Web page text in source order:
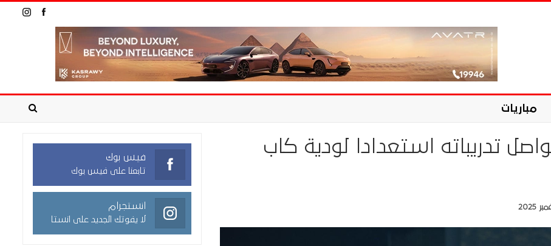
مباريات
تدريباته استعدادا لودية كاب
فيس بوك
تابعنا على فيس بوك
انستجرام
لا يفوتك الجديد على انستا